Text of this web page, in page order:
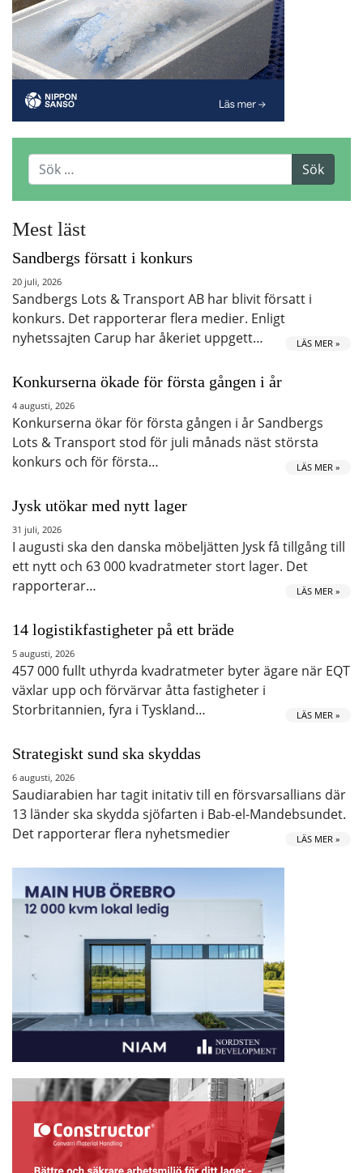
Mest läst
Sandbergs försatt i konkurs
20 juli, 2026
Sandbergs Lots & Transport AB har blivit försatt i
konkurs. Det rapporterar flera medier. Enligt
nyhetssajten Carup har åkeriet uppgett…
LÄS MER »
Konkurserna ökade för första gången i år
4 augusti, 2026
Konkurserna ökar för första gången i år Sandbergs
Lots & Transport stod för juli månads näst största
konkurs och för första…
LÄS MER »
Jysk utökar med nytt lager
31 juli, 2026
I augusti ska den danska möbeljätten Jysk få tillgång till
ett nytt och 63 000 kvadratmeter stort lager. Det
rapporterar…
LÄS MER »
14 logistikfastigheter på ett bräde
5 augusti, 2026
457 000 fullt uthyrda kvadratmeter byter ägare när EQT
växlar upp och förvärvar åtta fastigheter i
Storbritannien, fyra i Tyskland…
LÄS MER »
Strategiskt sund ska skyddas
6 augusti, 2026
Saudiarabien har tagit initativ till en försvarsallians där
13 länder ska skydda sjöfarten i Bab-el-Mandebsundet.
Det rapporterar flera nyhetsmedier
LÄS MER »